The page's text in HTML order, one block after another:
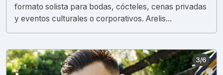
formato solista para bodas, cócteles, cenas privadas
y eventos culturales o corporativos. Arelis...